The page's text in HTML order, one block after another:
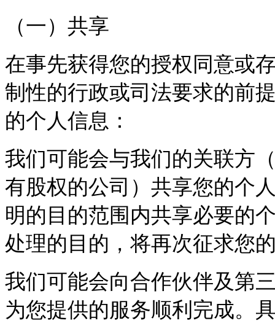
（一）共享
在事先获得您的授权同意或
制性的行政或司法要求的前
的个人信息：
我们可能会与我们的关联方
有股权的公司）共享您的个
明的目的范围内共享必要的
处理的目的，将再次征求您
我们可能会向合作伙伴及第
为您提供的服务顺利完成。